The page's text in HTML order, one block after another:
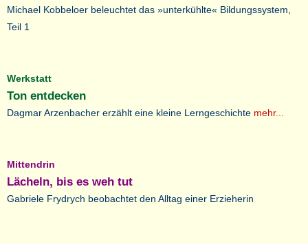
Michael Kobbeloer beleuchtet das »unterkühlte« Bildungssystem,
Teil 1
Werkstatt
Ton entdecken
Dagmar Arzenbacher erzählt eine kleine Lerngeschichte mehr...
Mittendrin
Lächeln, bis es weh tut
Gabriele Frydrych beobachtet den Alltag einer Erzieherin